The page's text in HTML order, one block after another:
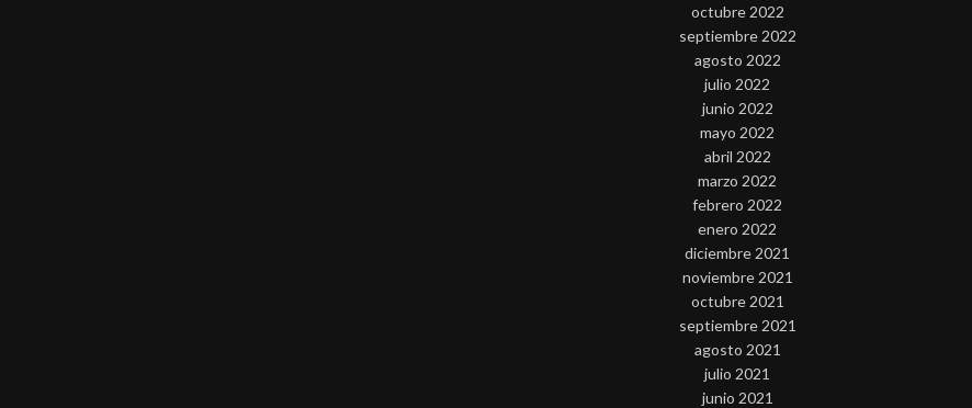
octubre 2022
septiembre 2022
agosto 2022
julio 2022
junio 2022
mayo 2022
abril 2022
marzo 2022
febrero 2022
enero 2022
diciembre 2021
noviembre 2021
octubre 2021
septiembre 2021
agosto 2021
julio 2021
junio 2021